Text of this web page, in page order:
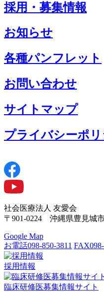
採用・募集情報
お知らせ
各種パンフレット
お問い合わせ
サイトマップ
プライバシーポ
社会医療法人 友愛会
〒901-0224 沖縄県豊見城
Google Map
お電話098-850-3811 FAX
採用情報
臨床研修医募集情報サイト